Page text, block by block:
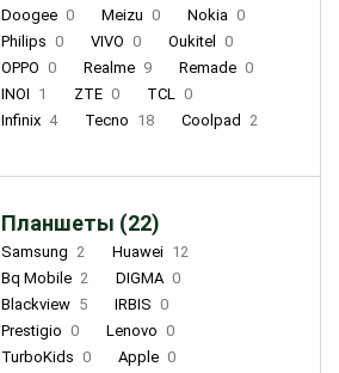
Doogee 0 Meizu 0 Nokia 0
Philips 0 VIVO 0 Oukitel
0
OPPO 0 Realme 9 Remade 0
INOI 1 ZTE 0 TCL 0
Infinix 4 Tecno 18 Coolpad 2
Планшеты (22)
Samsung 2 Huawei 12
Bq Mobile 2 DIGMA 0
Blackview 5 IRBIS 0
Prestigio 0 Lenovo 0
TurboKids 0 Apple 0